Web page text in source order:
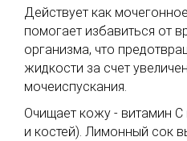
Действует как
помогает избавиться от
организма, что
жидкости за счет
мочеиспускания.
Очищает кожу - витамин
и костей). Лимонный сок